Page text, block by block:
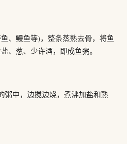
、鳗鱼等)，整条蒸熟去骨，将鱼
、葱、少许酒，即成鱼粥。
粥中，边搅边烧，煮沸加盐和熟